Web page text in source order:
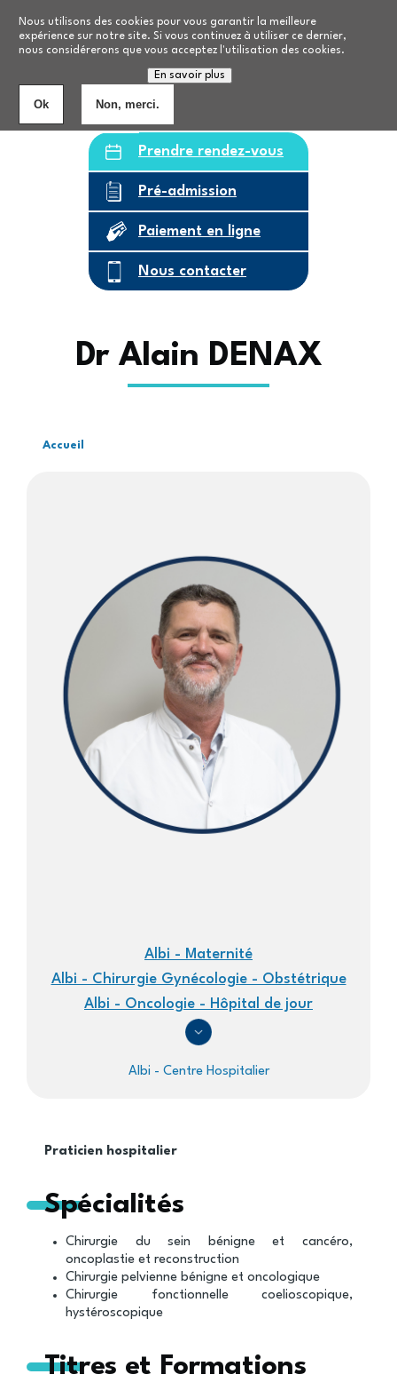
Nous utilisons des cookies pour vous garantir la meilleure
expérience sur notre site. Si vous continuez à utiliser ce dernier,
nous considérerons que vous acceptez l'utilisation des cookies.
En savoir plus
Ok Non, merci.
Nos formations
Personnes âgées8
Prendre rendez-vous
Pré-admission
Paiement en ligne
Nous contacter
Dr Alain DENAX
Fil
Accueil
Albi - Maternité
Albi - Chirurgie Gynécologie - Obstétrique
Albi - Oncologie - Hôpital de jour
Albi - Centre Hospitalier
Praticien hospitalier
Spécialités
Chirurgie du sein bénigne et cancéro,
oncoplastie et reconstruction
Chirurgie pelvienne bénigne et oncologique
Chirurgie fonctionnelle coelioscopique,
hystéroscopique
Titres et Formations